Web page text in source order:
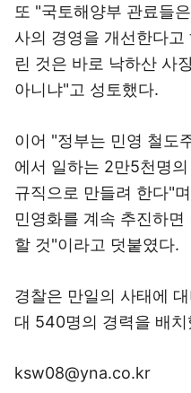
또 "국토해양부 관료들
사의 경영을 개선한다
린 것은 바로 낙하산 사
아니냐"고 성토했다.
이어 "정부는 민영 철도
에서 일하는 2만5천명
규직으로 만들려 한다"
민영화를 계속 추진하
할 것"이라고 덧붙였다.
경찰은 만일의 사태에
대 540명의 경력을 배치
ksw08@yna.co.kr